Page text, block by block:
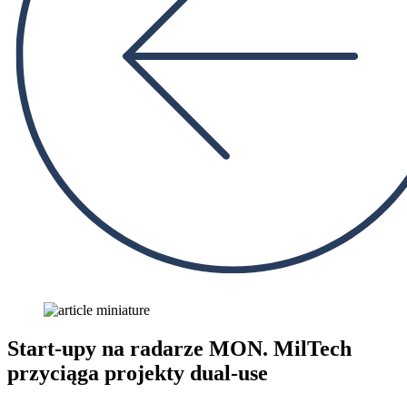
Start-upy na radarze MON. MilTech
przyciąga projekty dual-use